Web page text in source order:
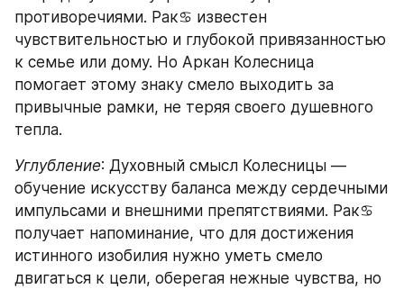
противоречиями. Рак♋ известен
чувствительностью и глубокой привязанностью
к семье или дому. Но Аркан Колесница
помогает этому знаку смело выходить за
привычные рамки, не теряя своего душевного
тепла.
Углубление: Духовный смысл Колесницы —
обучение искусству баланса между сердечными
импульсами и внешними препятствиями. Рак♋
получает напоминание, что для достижения
истинного изобилия нужно уметь смело
двигаться к цели, оберегая нежные чувства, но